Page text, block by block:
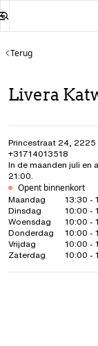
Terug
Livera
Princestraat 24, 2225
+31714013518
In de maanden juli en
21:00.
Opent binnenkort
Maandag
13:30 -
Dinsdag
10:00 -
Woensdag
10:00 -
Donderdag
10:00 -
Vrijdag
10:00 -
Zaterdag
10:00 -